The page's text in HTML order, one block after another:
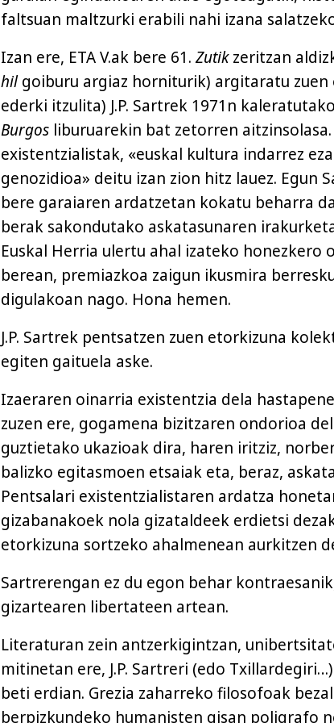
faltsuan maltzurki erabili nahi izana
Izan ere, ETA V.ak bere 61. Zutikzeritzan
hilgoiburu argiaz horniturik) argitaratu zuen
ederki itzulita) J.P. Sartrek 1971n kaleratutako
Burgos liburuarekin bat zetorren
existentzialistak, «euskal kultura indarrez
genozidioa» deitu izan zion hitz lauez. Egun
bere garaiaren ardatzetan kokatu beharra
berak sakondutako askatasunaren
Euskal Herria ulertu ahal izateko honezkero
berean, premiazkoa zaigun ikusmira
digulakoan nago. Hona hemen.
J.P. Sartrek pentsatzen zuen etorkizuna
egiten gaituela aske.
Izaeraren oinarria existentzia dela
zuzen ere, gogamena bizitzaren ondorioa
guztietako ukazioak dira, haren iritziz,
balizko egitasmoen etsaiak eta, beraz,
Pentsalari existentzialistaren ardatza
gizabanakoek nola gizataldeek erdietsi
etorkizuna sortzeko ahalmenean aurkitzen
Sartrerengan ez du egon behar
gizartearen libertateen artean.
Literaturan zein antzerkigintzan,
mitinetan ere, J.P. Sartreri (edo
beti erdian. Grezia zaharreko filosofoak
berpizkundeko humanisten gisan poligrafo